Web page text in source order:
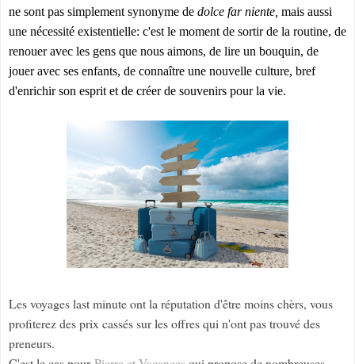
ne sont pas simplement synonyme de dolce far niente, mais aussi
une nécessité existentielle: c'est le moment de sortir de la routine, de
renouer avec les gens que nous aimons, de lire un bouquin, de
jouer avec ses enfants, de connaître une nouvelle culture, bref
d'enrichir son esprit et de créer de souvenirs pour la vie.
Les voyages last minute ont la réputation d'être moins chèrs, vous
profiterez des prix cassés sur les offres qui n'ont pas trouvé des
preneurs.